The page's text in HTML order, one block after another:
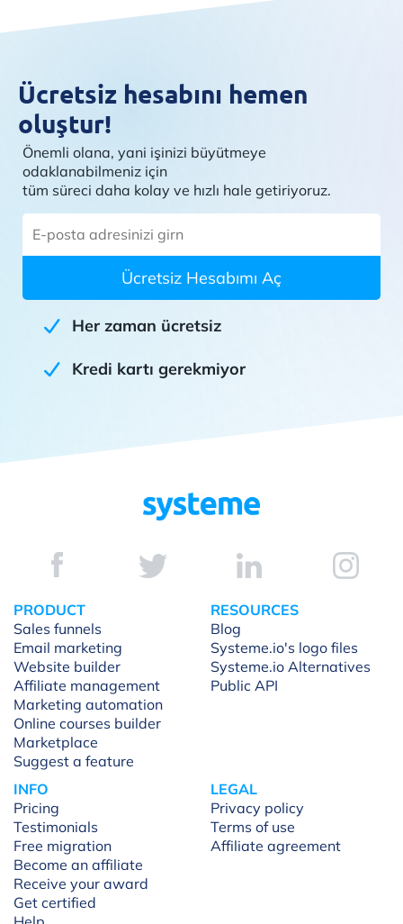
Ücretsiz hesabını hemen
oluştur!
Önemli olana, yani işinizi büyütmeye
odaklanabilmeniz için
tüm süreci daha kolay ve hızlı hale getiriyoruz.
Ücretsiz Hesabımı Aç
Her zaman ücretsiz
Kredi kartı gerekmiyor
PRODUCT
Sales funnels
Email marketing
Website builder
Affiliate management
Marketing automation
Online courses builder
Marketplace
Suggest a feature
RESOURCES
Blog
Systeme.io's logo files
Systeme.io Alternatives
Public API
INFO
Pricing
Testimonials
Free migration
Become an affiliate
Receive your award
Get certified
LEGAL
Privacy policy
Terms of use
Affiliate agreement